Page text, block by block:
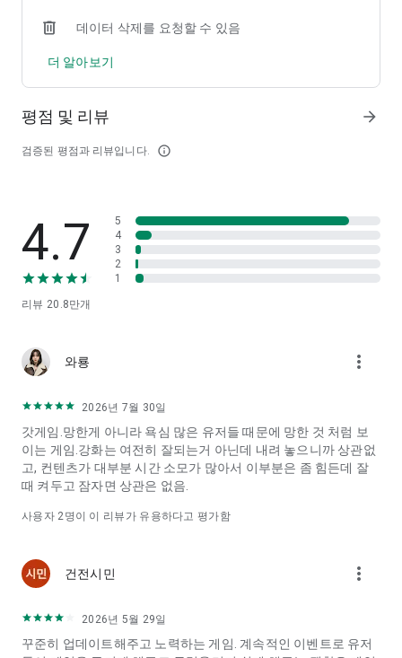
[검은사막 모바일 공식 포럼]
검은사막 모바일 최신 뉴스를 가장 빠르게 받아보고 싶다면 지금
바로 가입!
https://forum.blackdesertm.com/
[검은사막 모바일 브랜드 페이지]
브랜드 페이지에서 검은사막 모바일의 모든 것에 대해 알아보세
요.
https://www.blackdesertm.com/
앱 이용 시 아래와 같은 서비스를 제공하기 위해 접근 권한을 요
청하고 있습니다.
[선택적 접근권한]
- 저장소(Android 13미만) : 사진 업로드, 게임 내 캡처 기능 제공
을 위해 저장소에 접근합니다.
- 마이크 : 음성인식을 통한 텍스트 입력 기능을 사용하기 위해 마
이크에 접근합니다.
이 가능합니다.
[접근권한 철회 방법]
▶ 검은사막 모바일 > 설정 > 권한 허용 > 철회하고자 하는 접근
권한 선택
[주의사항]
이 발생할 수 있습니다.
----
개발자 연락처 :
Pearl Abyss Corp. Arion Technology
48 Gwacheon-daero 2-gil
과천시, 경기도 13824
데이터 삭제를 요청할 수 있음
더 알아보기
평점 및 리뷰
검증된 평점과 리뷰입니다. info_outline
arrow_forward
4.7
리뷰 20.8만개
5
4
3
2
1
와룡 more_vert
2026년 7월 30일
갓게임.망한게 아니라 욕심 많은 유저들 때문에 망한 것 처럼 보
이는 게임.강화는 여전히 잘되는거 아닌데 내려 놓으니까 상관없
고, 컨텐츠가 대부분 시간 소모가 많아서 이부분은 좀 힘든데 잘
때 켜두고 잠자면 상관은 없음.
사용자 2명이 이 리뷰가 유용하다고 평가함
건전시민 more_vert
2026년 5월 29일
꾸준히 업데이트해주고 노력하는 게임. 계속적인 이벤트로 유저